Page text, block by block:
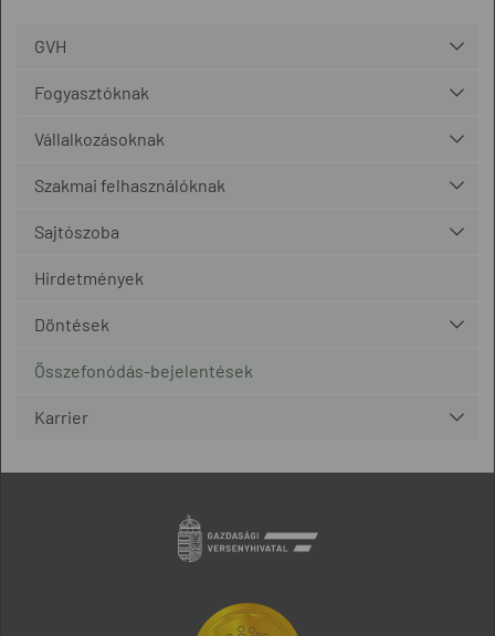
GVH
Fogyasztóknak
Vállalkozásoknak
Szakmai felhasználóknak
Sajtószoba
Hirdetmények
Döntések
Összefonódás-bejelentések
Karrier